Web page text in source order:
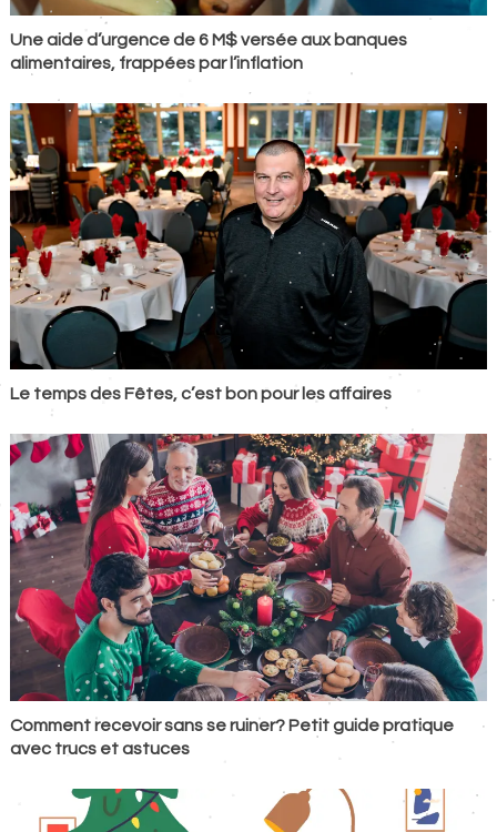
Une aide d’urgence de 6 M$ versée aux banques
alimentaires, frappées par l’inflation
Le temps des Fêtes, c’est bon pour les affaires
Comment recevoir sans se ruiner? Petit guide pratique
avec trucs et astuces